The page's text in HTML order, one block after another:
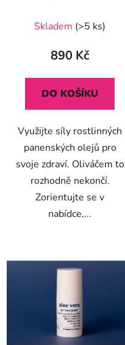
Skladem (>5 ks)
890 Kč
DO KOŠÍKU
Využijte síly rostlinných
panenských olejů pro
svoje zdraví. Oliváčem to
rozhodně nekončí.
Zorientujte se v
nabídce,...